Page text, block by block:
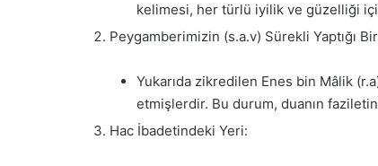
kelimesi, her türlü iyilik ve güzelliği
Peygamberimizin (s.a.v) Sürekli Yaptığı
Yukarıda zikredilen Enes bin Mâlik
etmişlerdir. Bu durum, duanın
Hac İbadetindeki Yeri: